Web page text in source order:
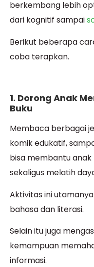
berkembang lebih
dari kognitif sampai
Berikut beberapa
coba terapkan.
1. Dorong Anak
Buku
Membaca berbagai
komik edukatif,
bisa membantu
sekaligus melatih
Aktivitas ini
bahasa dan literasi.
Selain itu juga
kemampuan
informasi.